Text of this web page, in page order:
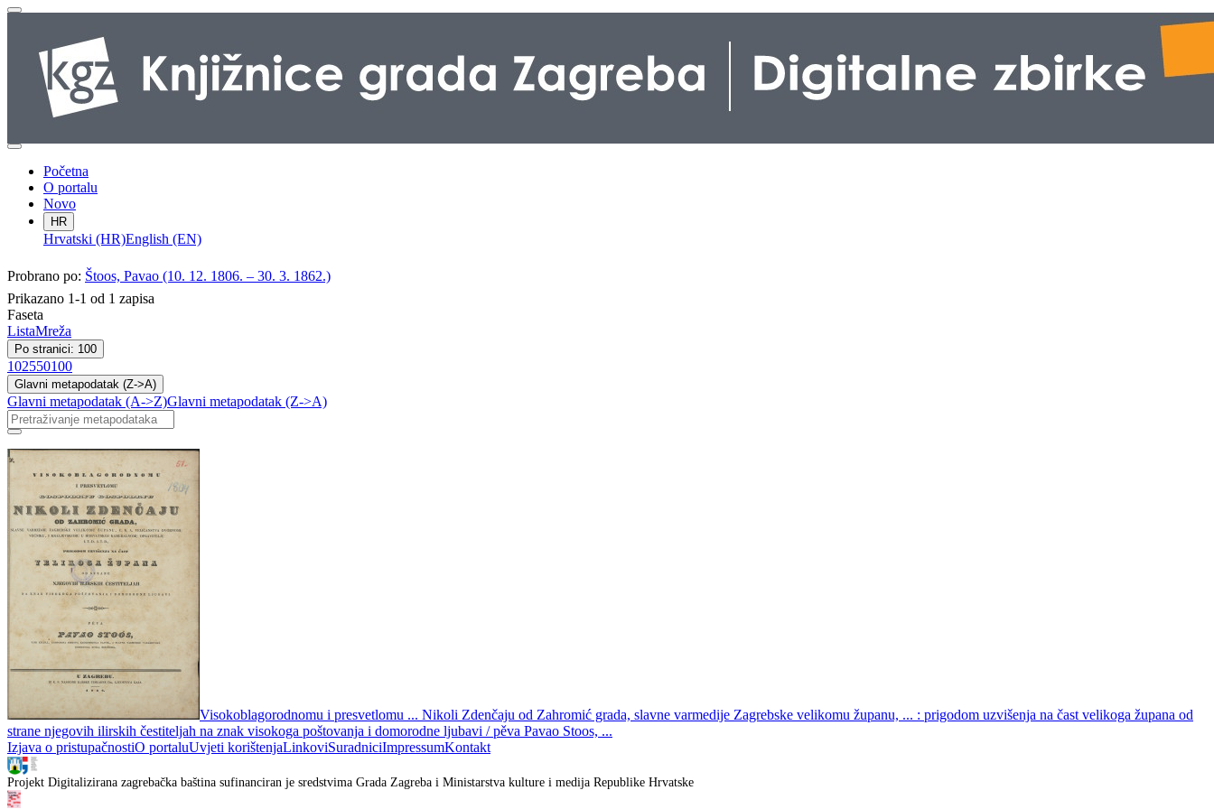
Početna
O portalu
Novo
HR
Hrvatski (HR)English (EN)
Probrano po: Štoos, Pavao (10. 12. 1806. – 30. 3. 1862.)
Prikazano 1-1 od 1 zapisa
Faseta
ListaMreža
Po stranici: 100
102550100
Glavni metapodatak (Z->A)
Glavni metapodatak (A->Z)Glavni metapodatak (Z->A)
Visokoblagorodnomu i presvetlomu ... Nikoli Zdenčaju od Zahromić grada, slavne varmedije Zagrebske velikomu županu, ... : prigodom uzvišenja na čast velikoga župana od
strane njegovih ilirskih čestiteljah na znak visokoga poštovanja i domorodne ljubavi / pěva Pavao Stoos, ...
Izjava o pristupačnostiO portaluUvjeti korištenjaLinkoviSuradniciImpressumKontakt
Projekt Digitalizirana zagrebačka baština sufinanciran je sredstvima Grada Zagreba i Ministarstva kulture i medija Republike Hrvatske